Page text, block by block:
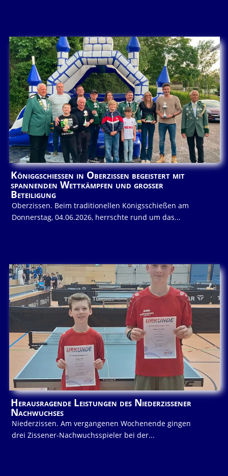
Königgschießen in Oberzissen begeistert mit
spannenden Wettkämpfen und großer
Beteiligung
Oberzissen. Beim traditionellen Königsschießen am
Donnerstag, 04.06.2026, herrschte rund um das...
Herausragende Leistungen des Niederzissener
Nachwuchses
Niederzissen. Am vergangenen Wochenende gingen
drei Zissener-Nachwuchsspieler bei der...